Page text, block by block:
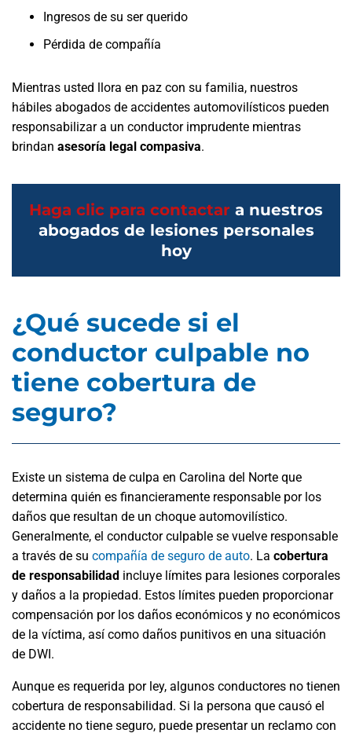
Ingresos de su ser querido
Pérdida de compañía
Mientras usted llora en paz con su familia, nuestros
hábiles abogados de accidentes automovilísticos pueden
responsabilizar a un conductor imprudente mientras
brindan asesoría legal compasiva.
Haga clic para contactar a nuestros
abogados de lesiones personales
hoy
¿Qué sucede si el
conductor culpable no
tiene cobertura de
seguro?
Existe un sistema de culpa en Carolina del Norte que
determina quién es financieramente responsable por los
daños que resultan de un choque automovilístico.
Generalmente, el conductor culpable se vuelve responsable
a través de su compañía de seguro de auto. La cobertura
de responsabilidad incluye límites para lesiones corporales
y daños a la propiedad. Estos límites pueden proporcionar
compensación por los daños económicos y no económicos
de la víctima, así como daños punitivos en una situación
de DWI.
Aunque es requerida por ley, algunos conductores no tienen
cobertura de responsabilidad. Si la persona que causó el
accidente no tiene seguro, puede presentar un reclamo con